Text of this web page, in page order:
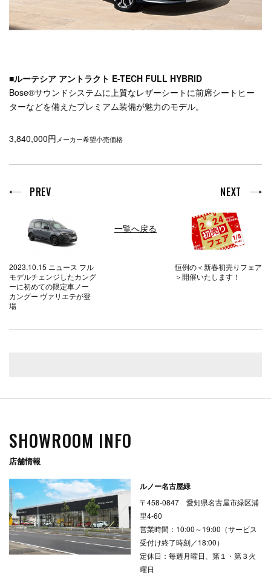
■ルーテシア アントラクト E-TECH FULL HYBRID
Bose®サウンドシステムに上質なレザーシートに前席シートヒー
ターなどを備えたプレミアム装備が魅力のモデル。
3,840,000円メーカー希望小売価格
PREV
2023.10.15 ニュース フル
モデルチェンジしたカング
ーに初めての限定車ノー
カングー ヴァリエテが登
場
一覧へ戻る
NEXT
恒例の＜新春初売りフェア
＞開催いたします！
SHOWROOM INFO
店舗情報
ルノー名古屋緑
〒458-0847 愛知県名古屋市緑区浦
里4-60
営業時間：10:00～19:00（サービス
受付け終了時刻／18:00）
定休日：毎週月曜日、第１・第３火
曜日